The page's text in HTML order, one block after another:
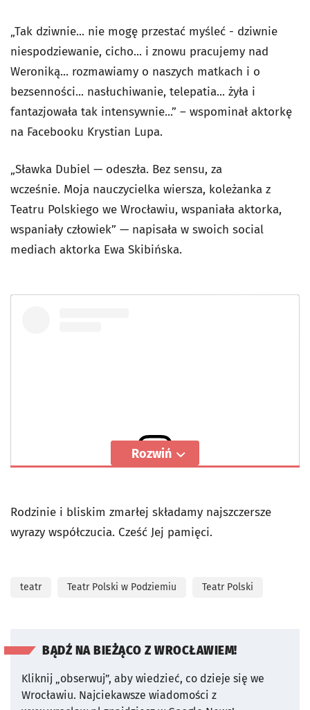
„Tak dziwnie... nie mogę przestać myśleć - dziwnie
niespodziewanie, cicho... i znowu pracujemy nad
Weroniką... rozmawiamy o naszych matkach i o
bezsenności... nasłuchiwanie, telepatia... żyła i
fantazjowała tak intensywnie...” – wspominał aktorkę
na Facebooku Krystian Lupa.
„Sławka Dubiel — odeszła. Bez sensu, za
wcześnie. Moja nauczycielka wiersza, koleżanka z
Teatru Polskiego we Wrocławiu, wspaniała aktorka,
wspaniały człowiek” — napisała w swoich social
mediach aktorka Ewa Skibińska.
Rozwiń
Rodzinie i bliskim zmarłej składamy najszczersze
wyrazy współczucia. Cześć Jej pamięci.
teatr Teatr Polski w Podziemiu Teatr Polski
BĄDŹ NA BIEŻĄCO Z WROCŁAWIEM!
Kliknij „obserwuj”, aby wiedzieć, co dzieje się we
Wrocławiu. Najciekawsze wiadomości z